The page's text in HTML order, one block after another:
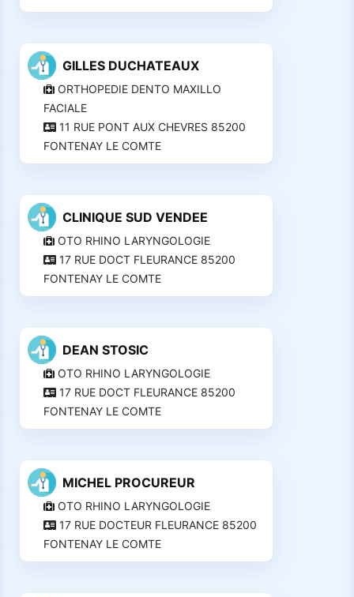
GILLES DUCHATEAUX
ORTHOPEDIE DENTO MAXILLO
FACIALE
11 RUE PONT AUX CHEVRES 85200
FONTENAY LE COMTE
CLINIQUE SUD VENDEE
OTO RHINO LARYNGOLOGIE
17 RUE DOCT FLEURANCE 85200
FONTENAY LE COMTE
DEAN STOSIC
OTO RHINO LARYNGOLOGIE
17 RUE DOCT FLEURANCE 85200
FONTENAY LE COMTE
MICHEL PROCUREUR
OTO RHINO LARYNGOLOGIE
17 RUE DOCTEUR FLEURANCE 85200
FONTENAY LE COMTE